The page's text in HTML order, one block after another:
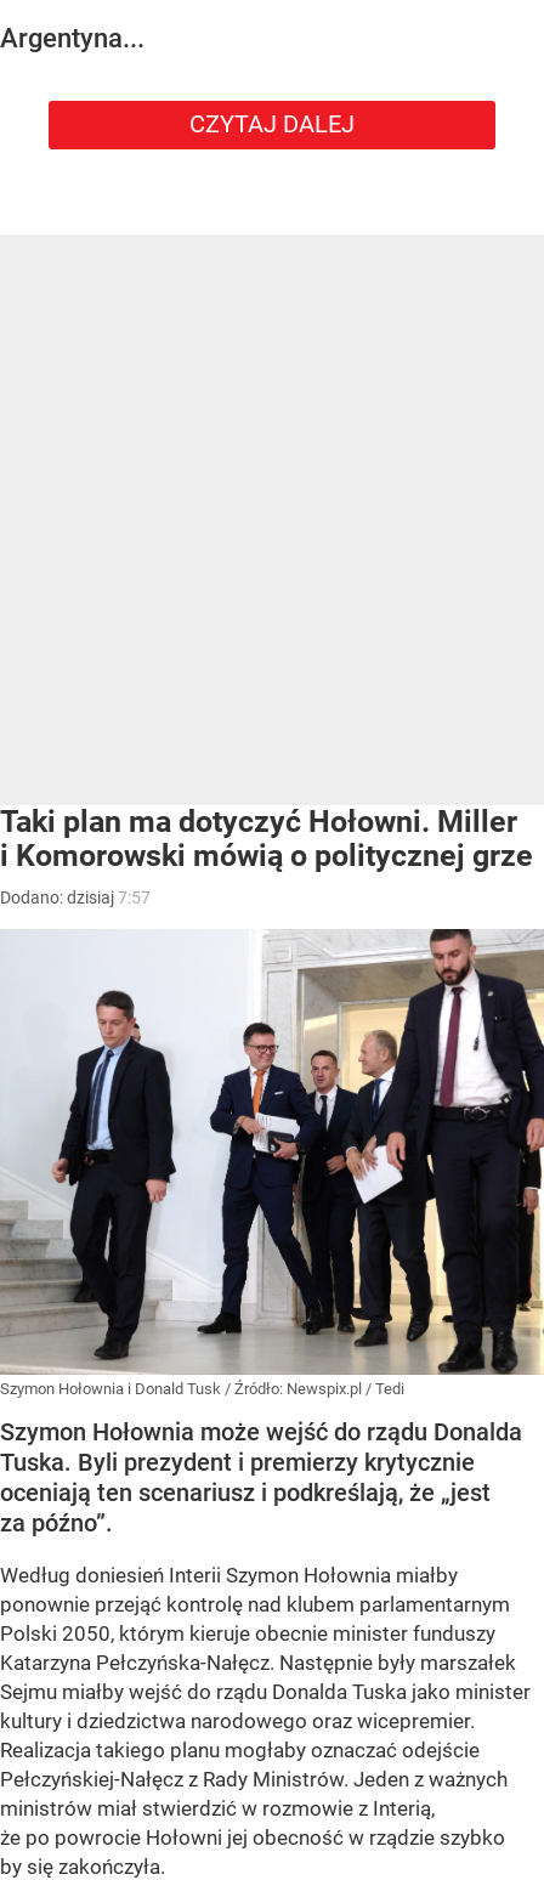
Argentyna...
CZYTAJ DALEJ
Taki plan ma dotyczyć Hołowni. Miller
i Komorowski mówią o politycznej grze
Dodano:dzisiaj7:57
Szymon Hołownia i Donald Tusk / Źródło: Newspix.pl / Tedi
Szymon Hołownia może wejść do rządu Donalda
Tuska. Byli prezydent i premierzy krytycznie
oceniają ten scenariusz i podkreślają, że „jest
za późno”.
Według doniesień Interii Szymon Hołownia miałby
ponownie przejąć kontrolę nad klubem parlamentarnym
Polski 2050, którym kieruje obecnie minister funduszy
Katarzyna Pełczyńska-Nałęcz. Następnie były marszałek
Sejmu miałby wejść do rządu Donalda Tuska jako minister
kultury i dziedzictwa narodowego oraz wicepremier.
Realizacja takiego planu mogłaby oznaczać odejście
Pełczyńskiej-Nałęcz z Rady Ministrów. Jeden z ważnych
ministrów miał stwierdzić w rozmowie z Interią,
że po powrocie Hołowni jej obecność w rządzie szybko
by się zakończyła.